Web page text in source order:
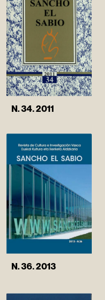
N. 34. 2011
N. 36. 2013